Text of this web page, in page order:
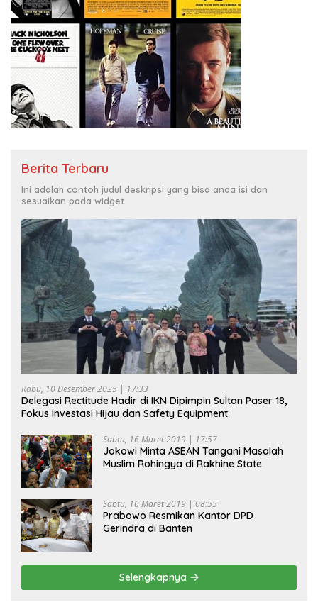
Berita Terbaru
Ini adalah contoh judul deskripsi yang bisa anda isi dan
sesuaikan pada widget
Rabu, 10 Desember 2025 | 17:33
Delegasi Rectitude Hadir di IKN Dipimpin Sultan Paser 18,
Fokus Investasi Hijau dan Safety Equipment
Sabtu, 16 Maret 2019 | 17:57
Jokowi Minta ASEAN Tangani Masalah
Muslim Rohingya di Rakhine State
Sabtu, 16 Maret 2019 | 08:55
Prabowo Resmikan Kantor DPD
Gerindra di Banten
Selengkapnya